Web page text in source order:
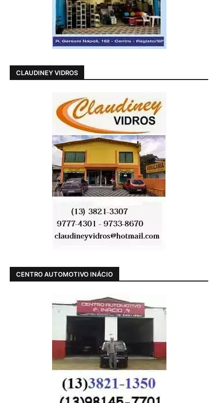
CLAUDINEY VIDROS
CENTRO AUTOMOTIVO INÁCIO